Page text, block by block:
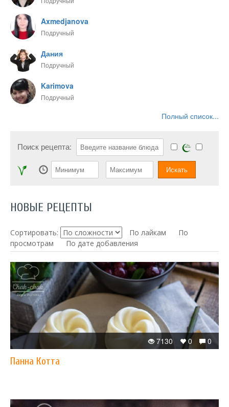
Axmedjanova
Подручный
Дания
Подручный
Karimova
Подручный
Полный список...
Поиск рецепта:
НОВЫЕ РЕЦЕПТЫ
Сортировать: По лайкам
По
просмотрам
По дате добавления
0
0
7130
Панна Котта